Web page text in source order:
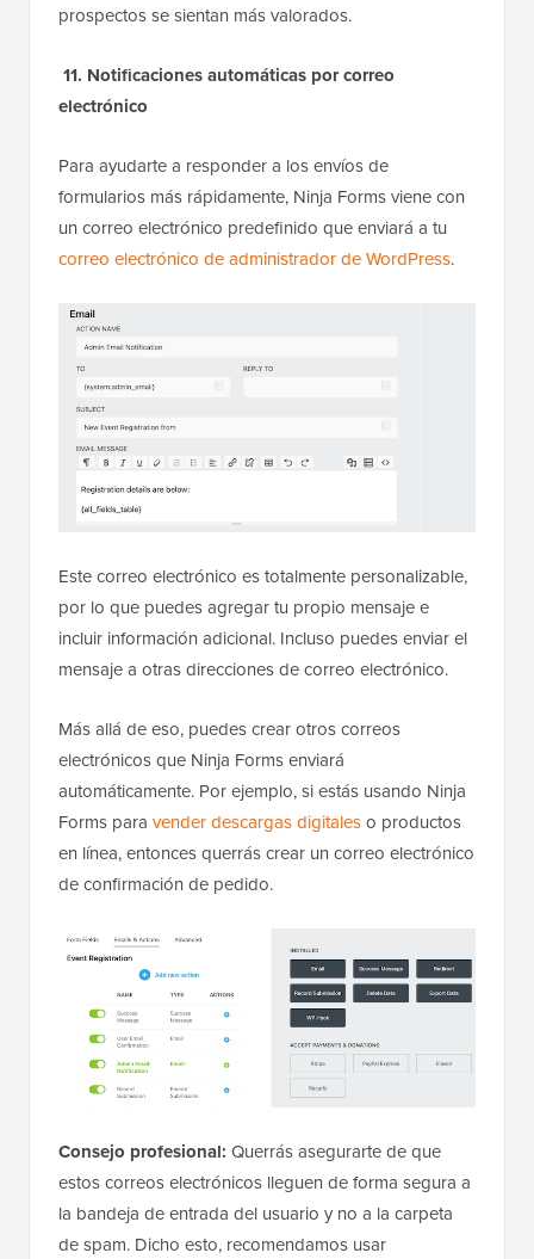
prospectos se sientan más valorados.
11. Notificaciones automáticas por correo
electrónico
Para ayudarte a responder a los envíos de
formularios más rápidamente, Ninja Forms viene con
un correo electrónico predefinido que enviará a tu
correo electrónico de administrador de WordPress.
Este correo electrónico es totalmente personalizable,
por lo que puedes agregar tu propio mensaje e
incluir información adicional. Incluso puedes enviar el
mensaje a otras direcciones de correo electrónico.
Más allá de eso, puedes crear otros correos
electrónicos que Ninja Forms enviará
automáticamente. Por ejemplo, si estás usando Ninja
Forms para vender descargas digitaleso productos
en línea, entonces querrás crear un correo electrónico
de confirmación de pedido.
Consejo profesional: Querrás asegurarte de que
estos correos electrónicos lleguen de forma segura a
la bandeja de entrada del usuario y no a la carpeta
de spam. Dicho esto, recomendamos usar